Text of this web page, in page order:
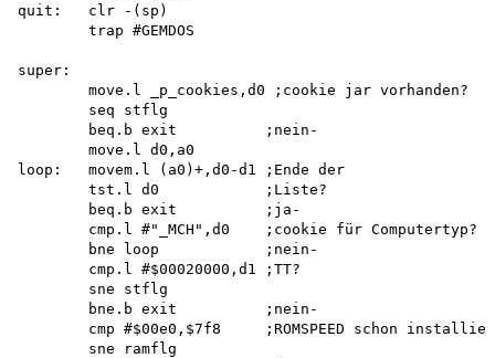
quit:   clr -(sp)
        trap #GEMDOS
super:
        move.l _p_cookies,d0 ;cookie jar vorhanden?
        seq stflg
        beq.b exit          ;nein-
        move.l d0,a0
loop:   movem.l (a0)+,d0-d1 ;Ende der
        tst.l d0            ;Liste?
        beq.b exit          ;ja-
        cmp.l #"_MCH",d0    ;cookie für Computertyp?
        bne loop            ;nein-
        cmp.l #$00020000,d1 ;TT?
        sne stflg
        bne.b exit          ;nein-
cmp #$00e0,$7f8     ;ROMSPEED schon
        sne ramflg